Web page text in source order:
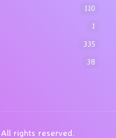
110
1
335
38
rights reserved.